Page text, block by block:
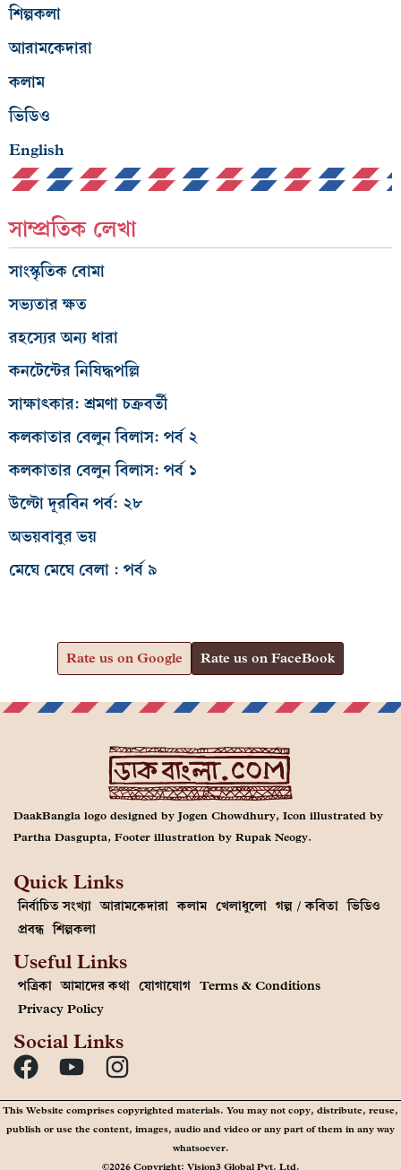
শিল্পকলা
আরামকেদারা
কলাম
ভিডিও
English
সাম্প্রতিক লেখা
সাংস্কৃতিক বোমা
সভ্যতার ক্ষত
রহস্যের অন্য ধারা
কনটেন্টের নিষিদ্ধপল্লি
সাক্ষাৎকার: শ্রমণা চক্রবর্তী
কলকাতার বেলুন বিলাস: পর্ব ২
কলকাতার বেলুন বিলাস: পর্ব ১
উল্টো দূরবিন পর্ব: ২৮
অভয়বাবুর ভয়
মেঘে মেঘে বেলা : পর্ব ৯
Rate us on Google Rate us on FaceBook
DaakBangla logo designed by Jogen Chowdhury, Icon illustrated by
Partha Dasgupta, Footer illustration by Rupak Neogy.
Quick Links
নির্বাচিত সংখ্যা আরামকেদারা কলাম খেলাধুলো গল্প / কবিতা ভিডিও
প্রবন্ধ শিল্পকলা
Useful Links
পত্রিকা আমাদের কথা যোগাযোগ Terms & Conditions
Privacy Policy
Social Links
This Website comprises copyrighted materials. You may not copy, distribute, reuse,
publish or use the content, images, audio and video or any part of them in any way
whatsoever.
©2026 Copyright: Vision3 Global Pvt. Ltd.